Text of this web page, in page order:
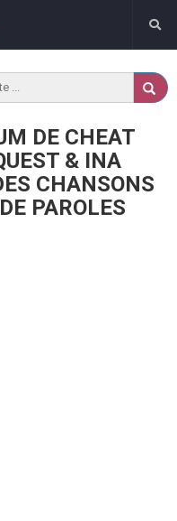
DE CHEAT
& INA
CHANSONS
PAROLES